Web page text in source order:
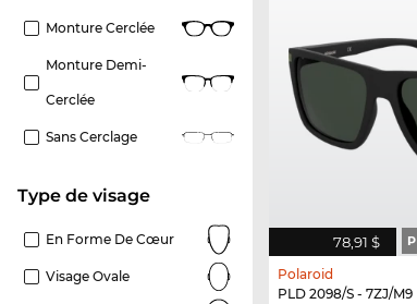
Monture Cerclée
Monture Demi-
Cerclée
Sans Cerclage
Type de visage
En Forme De Cœur
Visage Ovale
78,91 $ P
Polaroid
PLD 2098/S - 7ZJ/M9